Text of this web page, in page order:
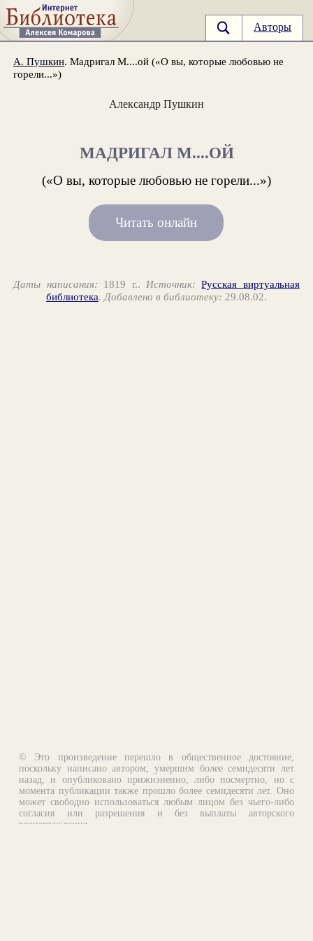
Авторы
А. Пушкин. Мадригал М....ой («О вы, которые любовью не
горели...»)
Александр Пушкин
МАДРИГАЛ М....ОЙ
(«О вы, которые любовью не горели...»)
Читать онлайн
Даты написания: 1819 г.. Источник: Русская виртуальная
библиотека. Добавлено в библиотеку: 29.08.02.
© Это произведение перешло в общественное достояние,
поскольку написано автором, умершим более семидесяти лет
назад, и опубликовано прижизненно, либо посмертно, но с
момента публикации также прошло более семидесяти лет. Оно
может свободно использоваться любым лицом без чьего-либо
согласия или разрешения и без выплаты авторского
вознаграждения.